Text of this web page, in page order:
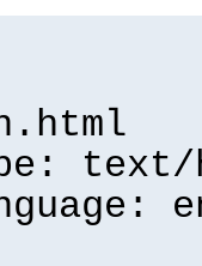
text/